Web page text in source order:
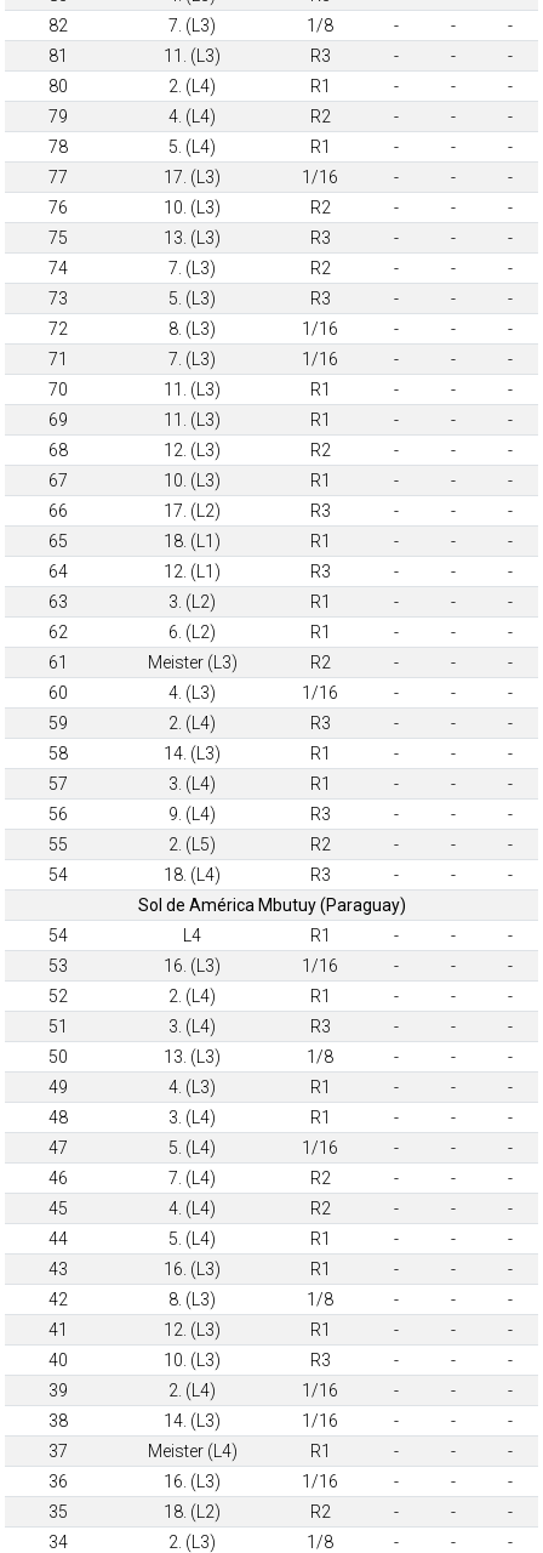
82
7. (L3) 1/8 - -
-
81
11. (L3) R3 - -
-
80
2. (L4) R1 - -
-
79
4. (L4) R2 - -
-
78
5. (L4) R1 - -
-
77
17. (L3) 1/16 - -
-
76
10. (L3) R2 - -
-
75
13. (L3) R3 - -
-
74
7. (L3) R2 - -
-
73
5. (L3) R3 - -
-
72
8. (L3) 1/16 - -
-
71
7. (L3) 1/16 - -
-
70
11. (L3) R1 - -
-
69
11. (L3) R1 - -
-
68
12. (L3) R2 - -
-
67
10. (L3) R1 - -
-
66
17. (L2) R3 - -
-
65
18. (L1) R1 - -
-
64
12. (L1) R3 - -
-
63
3. (L2) R1 - -
-
62
6. (L2) R1 - -
-
61
Meister (L3) R2 - -
-
60
4. (L3) 1/16 - -
-
59
2. (L4) R3 - -
-
58
14. (L3) R1 - -
-
57
3. (L4) R1 - -
-
56
9. (L4) R3 - -
-
55
2. (L5) R2 - -
-
54
18. (L4) R3 - -
-
Sol de América Mbutuy (Paraguay)
54
L4 R1 - -
-
53
16. (L3) 1/16 - -
-
52
2. (L4) R1 - -
-
51
3. (L4) R3 - -
-
50
13. (L3) 1/8 - -
-
49
4. (L3) R1 - -
-
48
3. (L4) R1 - -
-
47
5. (L4) 1/16 - -
-
46
7. (L4) R2 - -
-
45
4. (L4) R2 - -
-
44
5. (L4) R1 - -
-
43
16. (L3) R1 - -
-
42
8. (L3) 1/8 - -
-
41
12. (L3) R1 - -
-
40
10. (L3) R3 - -
-
39
2. (L4) 1/16 - -
-
38
14. (L3) 1/16 - -
-
37
Meister (L4) R1 - -
-
36
16. (L3) 1/16 - -
-
35
18. (L2) R2 - -
-
34
2. (L3) 1/8 - -
-